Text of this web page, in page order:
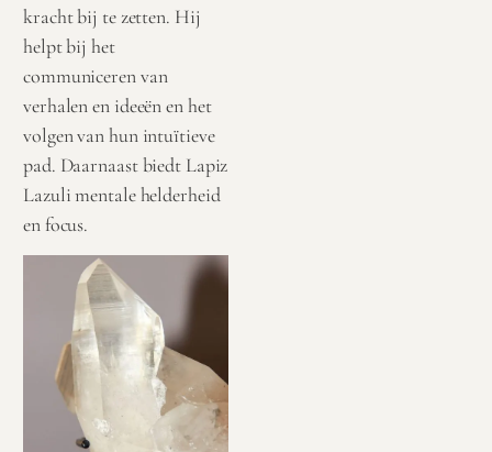
kracht bij te zetten. Hij
helpt bij het
communiceren van
verhalen en ideeën en het
volgen van hun intuïtieve
pad. Daarnaast biedt Lapiz
Lazuli mentale helderheid
en focus.